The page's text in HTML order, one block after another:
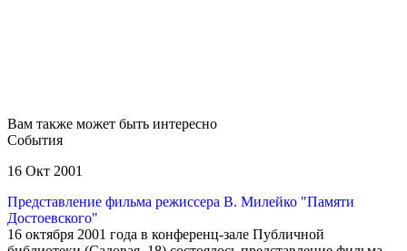
Вам также может быть интересно
События
16 Окт 2001
Представление фильма режиссера В. Милейко "Памяти
Достоевского"
16 октября 2001 года в конференц-зале Публичной